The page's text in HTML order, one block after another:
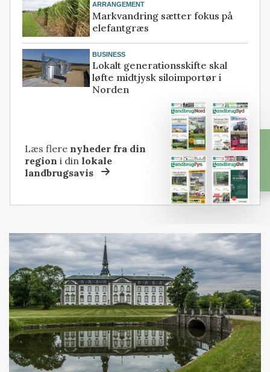
ARRANGEMENT
Markvandring sætter fokus på
elefantgræs
BUSINESS
Lokalt generationsskifte skal
løfte midtjysk siloimportør i
Norden
Læs flere nyheder fra din
region i dinlokale
landbrugsavis